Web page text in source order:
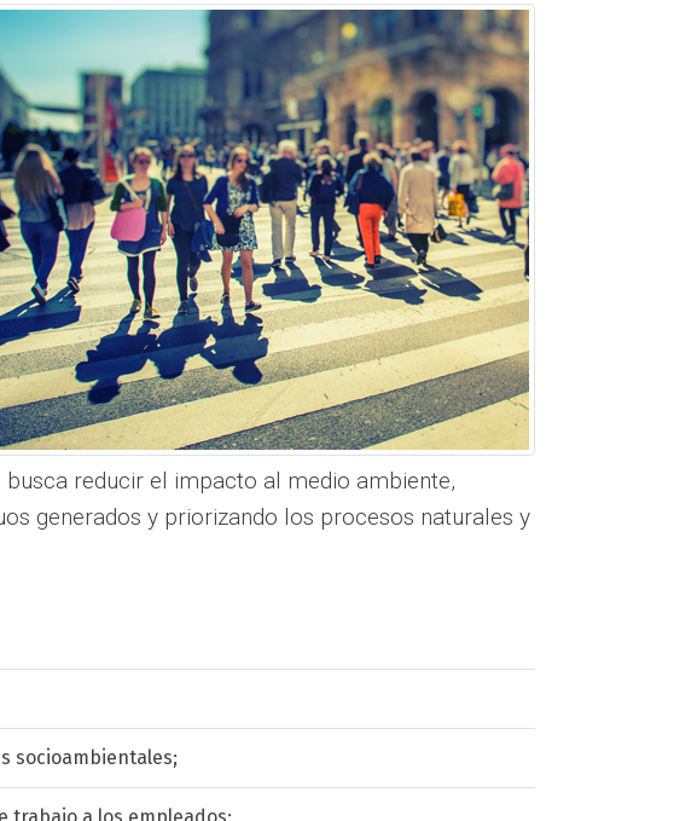
reducir el impacto al medio ambiente,
generados y priorizando los procesos naturales y
socioambientales;